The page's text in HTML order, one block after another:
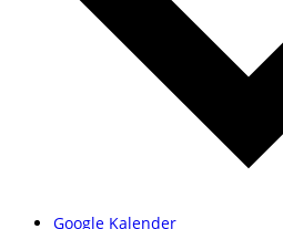
Google Kalender